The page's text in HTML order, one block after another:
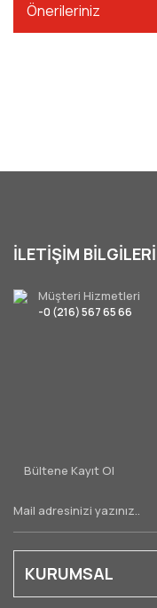
Önerileriniz
İLETİŞİM BİLGİLERİ
Müşteri Hizmetleri
-0 (216) 567 65 66
Bültene Kayıt Ol
KURUMSAL